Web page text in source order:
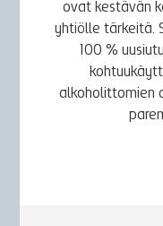
ovat kestävän
yhtiölle tärkeitä.
100 %
alkoholittomien